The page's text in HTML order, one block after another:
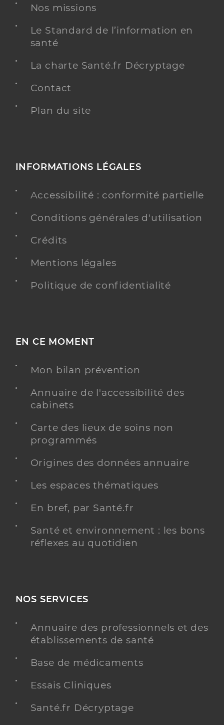
Nos missions
Le Standard de l’information en
santé
La charte Santé.fr Décryptage
Contact
Plan du site
INFORMATIONS LÉGALES
Accessibilité : conformité partielle
Conditions générales d'utilisation
Crédits
Mentions légales
Politique de confidentialité
EN CE MOMENT
Mon bilan prévention
Annuaire de l'accessibilité des
cabinets
Carte des lieux de soins non
programmés
Origines des données annuaire
Les espaces thématiques
En bref, par Santé.fr
Santé et environnement : les bons
réflexes au quotidien
NOS SERVICES
Annuaire des professionnels et des
établissements de santé
Base de médicaments
Essais Cliniques
Santé.fr Décryptage